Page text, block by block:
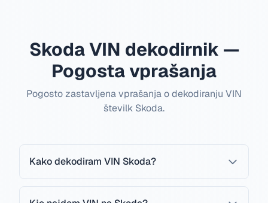
Skoda VIN dekodirnik —
Pogosta vprašanja
Pogosto zastavljena vprašanja o dekodiranju VIN
številk Skoda.
Kako dekodiram VIN Skoda?